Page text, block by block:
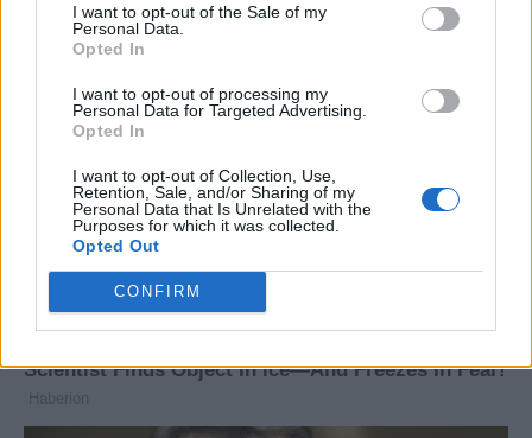
I want to opt-out of the Sale of my
Personal Data.
Opted In
I want to opt-out of processing my
Personal Data for Targeted Advertising.
Opted In
I want to opt-out of Collection, Use,
Retention, Sale, and/or Sharing of my
Personal Data that Is Unrelated with the
Purposes for which it was collected.
Opted Out
CONFIRM